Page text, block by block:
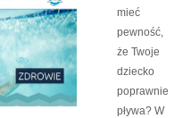
mieć
pewność,
że Twoje
dziecko
poprawnie
pływa? W